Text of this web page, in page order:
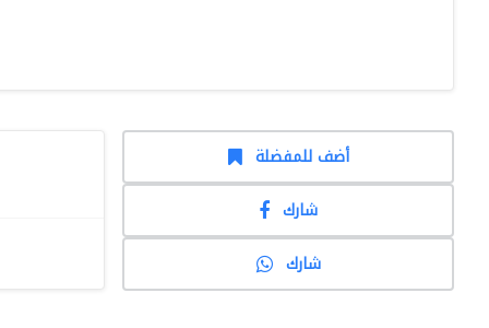
أضف للمفضلة
شارك
شارك